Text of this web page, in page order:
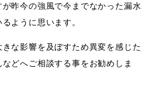
昨今の強風で今までなかった漏水
ように思います。
な影響を及ぼすため異変を感じた
どへご相談する事をお勧めしま